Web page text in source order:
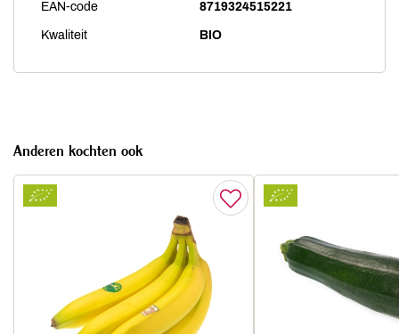
EAN-code 8719324515221
Kwaliteit BIO
Anderen kochten ook